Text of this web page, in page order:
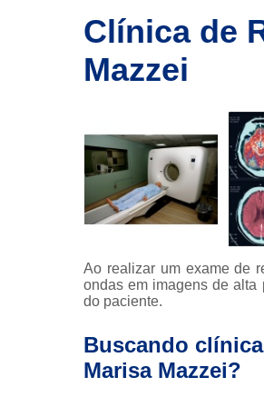
Clínica de
Mazzei
Ao realizar um exame de
ondas em imagens de alta
do paciente.
Buscando
Marisa Mazzei?